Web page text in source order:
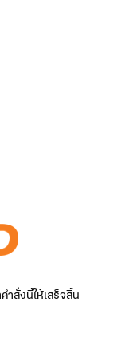
สั่งนี้ให้เสร็จสิ้น